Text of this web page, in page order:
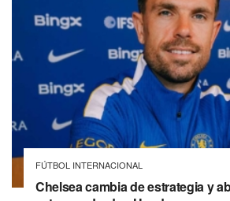
FÚTBOL INTERNACIONAL
Chelsea cambia de estrategia y